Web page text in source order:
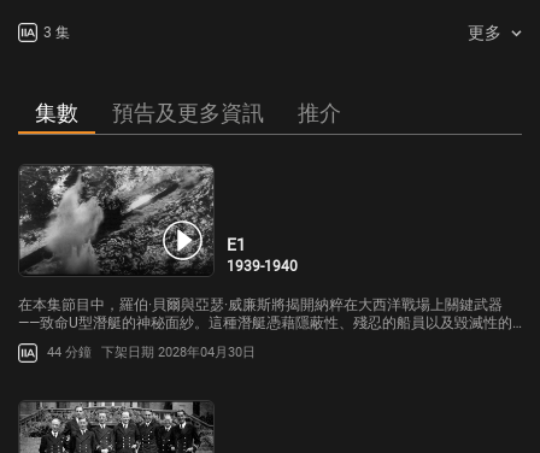
他們將探索納粹德國的U型潛艇與英國軍艦如何在海面上下展開激烈
3 集 更多
集數 預告及更多資訊 推介
E1
1939-1940
在本集節目中，羅伯·貝爾與亞瑟·威廉斯將揭開納粹在大西洋戰場上關鍵武器
——致命U型潛艇的神秘面紗。這種潛艇憑藉隱蔽性、殘忍的船員以及毀滅性的
魚雷組合，在戰爭初期幾乎成為大西洋中無法阻擋的力量，迅速造成令人震驚
的傷亡人數。
44 分鐘 下架日期 2028年04月30日